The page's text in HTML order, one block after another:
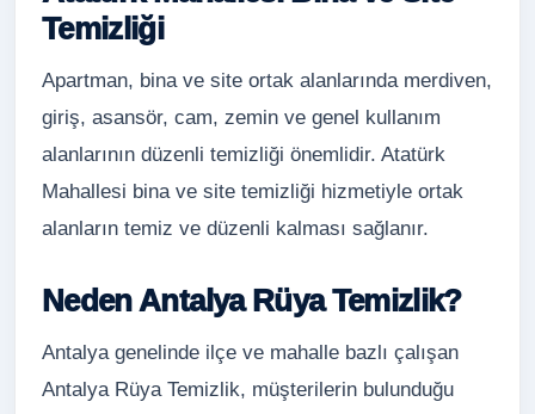
Temizliği
Apartman, bina ve site ortak alanlarında merdiven,
giriş, asansör, cam, zemin ve genel kullanım
alanlarının düzenli temizliği önemlidir. Atatürk
Mahallesi bina ve site temizliği hizmetiyle ortak
alanların temiz ve düzenli kalması sağlanır.
Neden Antalya Rüya Temizlik?
Antalya genelinde ilçe ve mahalle bazlı çalışan
Antalya Rüya Temizlik, müşterilerin bulunduğu